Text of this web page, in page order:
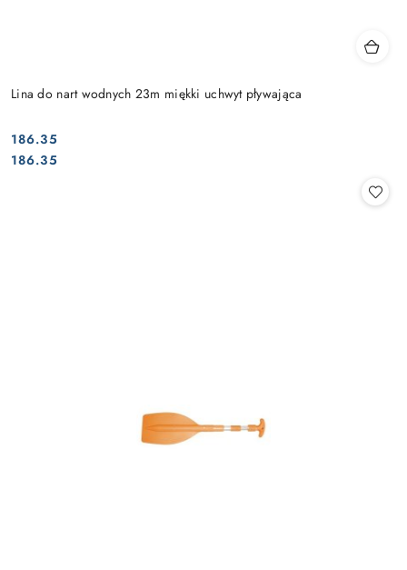
Lina do nart wodnych 23m miękki uchwyt pływająca
Cena:
186.35
Cena:
186.35